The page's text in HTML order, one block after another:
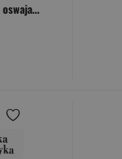
Stoicyzm uliczny. Jak oswajać trudne sytuacje